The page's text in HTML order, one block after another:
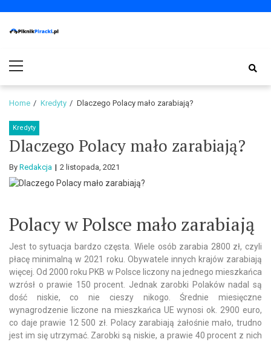
navigation
content
Menu
Home Kredyty Dlaczego Polacy mało zarabiają?
Kredyty
Dlaczego Polacy mało zarabiają?
By Redakcja 2 listopada, 2021
Polacy w Polsce mało zarabiają
Jest to sytuacja bardzo częsta. Wiele osób zarabia 2800 zł, czyli
płacę minimalną w 2021 roku. Obywatele innych krajów zarabiają
więcej. Od 2000 roku PKB w Polsce liczony na jednego mieszkańca
wzrósł o prawie 150 procent. Jednak zarobki Polaków nadal są
dość niskie, co nie cieszy nikogo. Średnie miesięczne
wynagrodzenie liczone na mieszkańca UE wynosi ok. 2900 euro,
co daje prawie 12 500 zł. Polacy zarabiają żałośnie mało, trudno
jest im się utrzymać. Zarobki są niskie, a prawie 40 procent z nich